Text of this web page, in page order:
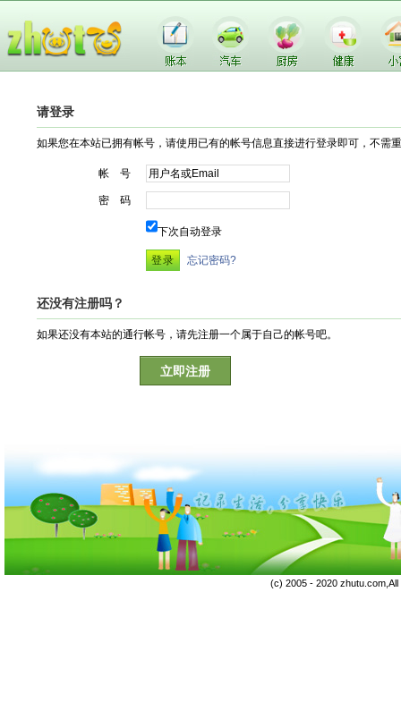
请登录
如果您在本站已拥有帐号，请使用已有的帐号信息直接进行登录即可，不需
帐 号
密 码
下次自动登录
忘记密码?
还没有注册吗？
如果还没有本站的通行帐号，请先注册一个属于自己的帐号吧。
立即注册
(c) 2005 - 2020